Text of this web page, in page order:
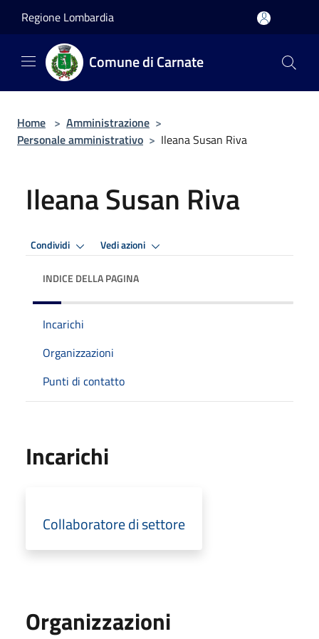
Regione Lombardia
Comune di Carnate
Home > Amministrazione >
Personale amministrativo > Ileana Susan Riva
Ileana Susan Riva
Condividi Vedi azioni
INDICE DELLA PAGINA
Incarichi
Organizzazioni
Punti di contatto
Incarichi
Collaboratore di settore
Organizzazioni